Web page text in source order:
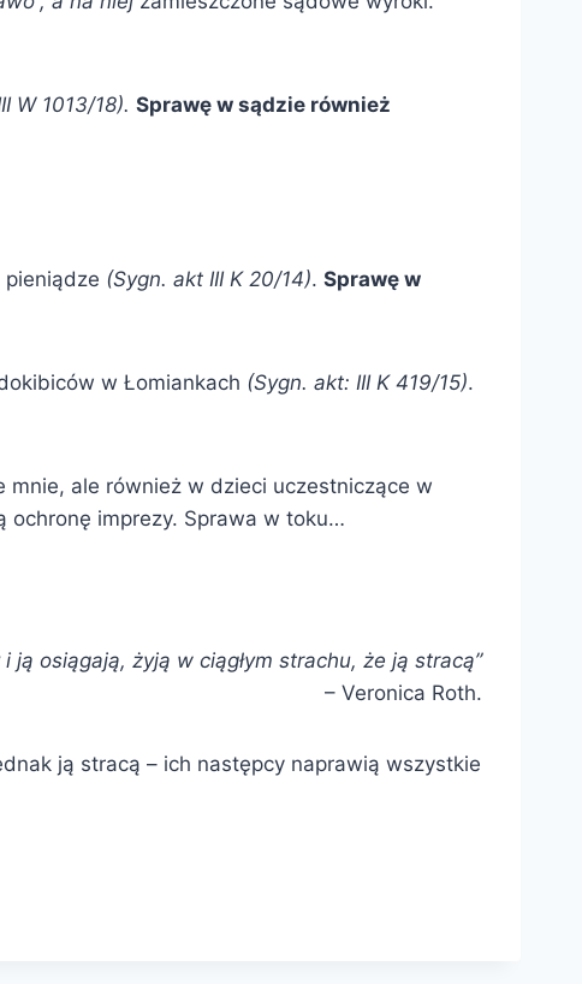
W 1013/18). Sprawę w sądzie również
pieniądze (Sygn. akt III K 20/14). Sprawę w
w Łomiankach (Sygn. akt: III K 419/15).
mnie, ale również w dzieci uczestniczące w
ochronę imprezy. Sprawa w toku…
i ją osiągają, żyją w ciągłym strachu, że ją stracą”
– Veronica Roth.
ją stracą – ich następcy naprawią wszystkie